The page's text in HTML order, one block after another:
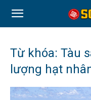
Từ khóa: Tàu
lượng hạt